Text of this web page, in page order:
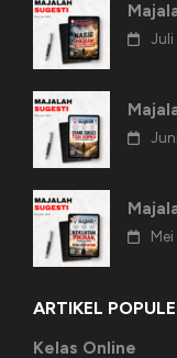
Juli
ARTIKEL
Kelas Online